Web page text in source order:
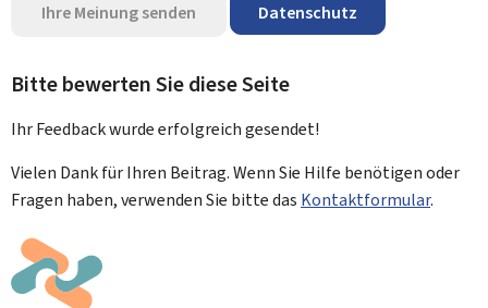
Ihre Meinung senden Datenschutz
Bitte bewerten Sie diese Seite
Ihr Feedback wurdeerfolgreichgesendet!
Vielen Dank für Ihren Beitrag. Wenn Sie Hilfe benötigen oder
Fragen haben, verwenden Sie bitte das Kontaktformular.